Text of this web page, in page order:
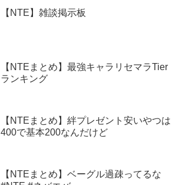
【NTE】雑談掲示板
【NTEまとめ】最強キャラリセマラTier
ランキング
【NTEまとめ】絆プレゼント安いやつは
400で基本200なんだけど
【NTEまとめ】ベーグル過疎ってるな